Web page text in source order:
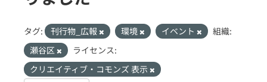
タグ: 刊行物_広報 環境 イベント
組織:
瀬谷区
ライセンス:
クリエイティブ・コモンズ 表示